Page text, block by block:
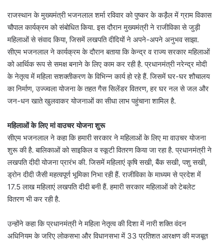
राजस्थान के मुख्यमंत्री भजनलाल शर्मा रविवार को पुष्कर के कड़ैल में ग्राम विकास
चौपाल कार्यक्रम को संबोधित किया. इस दौरान मुख्यमंत्री ने राजीविका से जुड़ी
महिलाओं से संवाद किया, जिसमें लखपति दीदियों ने अपने-अपने अनुभव साझा.
सीएम भजनलाल ने कार्यक्रम के दौरान बताया कि केन्द्र व राज्य सरकार महिलाओं
को आर्थिक रूप से समक्ष बनाने के लिए काम कर रही है. प्रधानमंत्री नरेन्द्र मोदी
के नेतृत्व में महिला सशक्तीकरण के विभिन्न कार्य हो रहे हैं. जिसमें घर-घर शौचालय
का निर्माण, उज्ज्वला योजना के तहत गैस सिलेंडर वितरण, हर घर नल से जल और
जन-धन खाते खुलवाकर योजनाओं का सीधा लाभ पहुंचाना शामिल है.
महिलाओं के लिए मां वाउचर योजना शुरू
सीएम भजनलाल ने कहा कि हमारी सरकार ने महिलाओं के लिए मा वाउचर योजना
शुरू की है. बालिकाओं को साइकिल व स्कूटी वितरण किया जा रहा है. प्रधानमंत्री ने
लखपति दीदी योजना प्रारंभ की. जिसमें महिलाएं कृषि सखी, बैंक सखी, पशु सखी,
ड्रोन दीदी जैसी महत्वपूर्ण भूमिका निभा रही हैं. राजीविका के माध्यम से प्रदेश में
17.5 लाख महिलाएं लखपति दीदी बनी हैं. हमारी सरकार महिलाओं को टेबलेट
वितरण भी कर रही है.
उन्होंने कहा कि प्रधानमंत्री ने महिला नेतृत्व की दिशा में नारी शक्ति वंदन
अधिनियम के जरिए लोकसभा और विधानसभा में 33 प्रतिशत आरक्षण की मजबूत